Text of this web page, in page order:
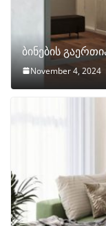
ბინების
November 4, 2024